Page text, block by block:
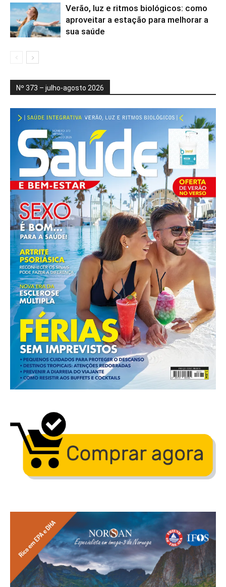
Verão, luz e ritmos biológicos: como
aproveitar a estação para melhorar a
sua saúde
Nº 373 – julho-agosto 2026